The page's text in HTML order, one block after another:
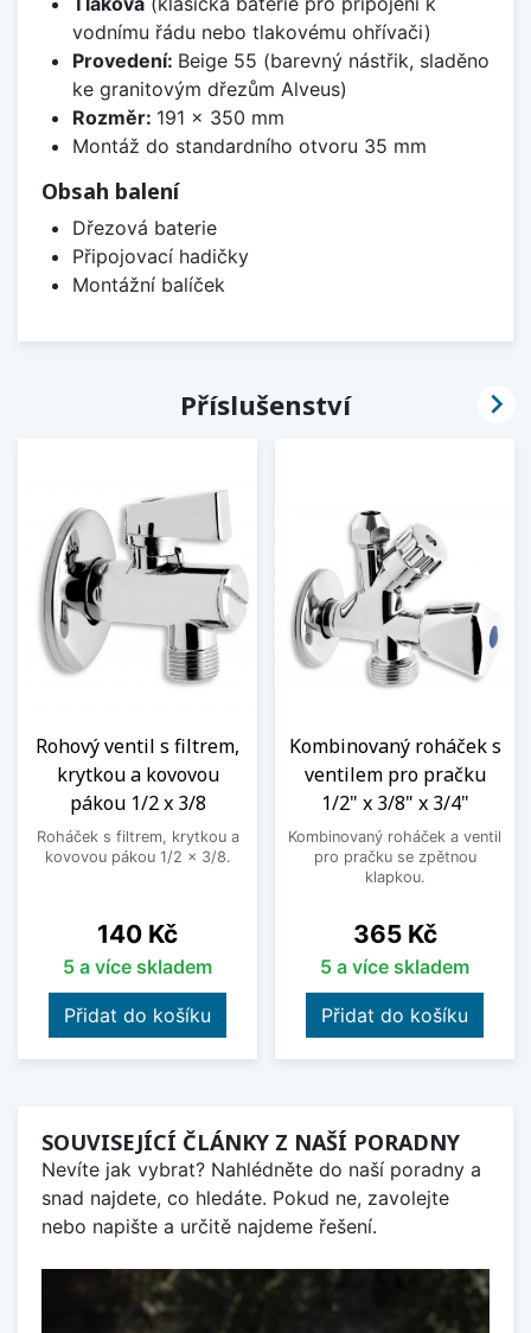
vodnímu řádu nebo tlakovému ohřívači)
Provedení: Beige 55 (barevný nástřik, sladěno
ke granitovým dřezům Alveus)
Rozměr: 191 x 350 mm
Montáž do standardního otvoru 35 mm
Obsah balení
Dřezová baterie
Připojovací hadičky
Montážní balíček
Příslušenství
Rohový ventil s filtrem,
krytkou a kovovou
pákou 1/2 x 3/8
Roháček s filtrem, krytkou a
kovovou pákou 1/2 x 3/8.
Cena
140 Kč
5 a více skladem
Přidat do košíku
Kombinovaný roháček s
ventilem pro pračku
1/2" x 3/8" x 3/4"
Kombinovaný roháček a ventil
pro pračku se zpětnou
klapkou.
Cena
365 Kč
5 a více skladem
Přidat do košíku

SOUVISEJÍCÍ ČLÁNKY Z NAŠÍ PORADNY
Nevíte jak vybrat? Nahlédněte do naší poradny a
snad najdete, co hledáte. Pokud ne, zavolejte
nebo napište a určitě najdeme řešení.